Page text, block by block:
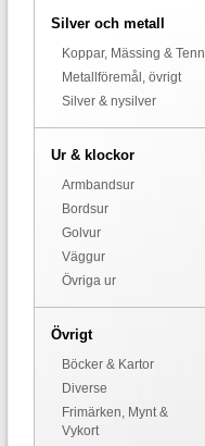
Silver och metall
Koppar, Mässing & Tenn
Metallföremål, övrigt
Silver & nysilver
Ur & klockor
Armbandsur
Bordsur
Golvur
Väggur
Övriga ur
Övrigt
Böcker & Kartor
Diverse
Frimärken, Mynt &
Vykort